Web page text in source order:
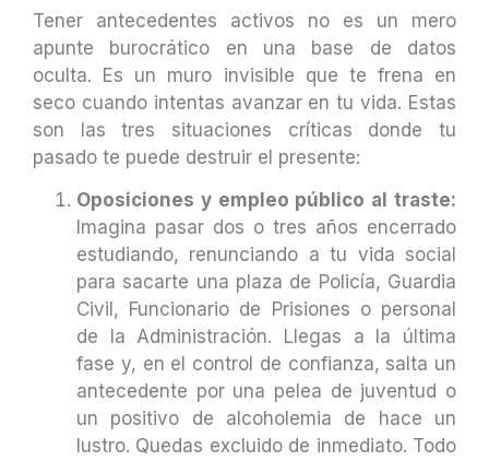
Tener antecedentes activos no es un mero
apunte burocrático en una base de datos
oculta. Es un muro invisible que te frena en
seco cuando intentas avanzar en tu vida. Estas
son las tres situaciones críticas donde tu
pasado te puede destruir el presente:
Oposiciones y empleo público al traste:
Imagina pasar dos o tres años encerrado
estudiando, renunciando a tu vida social
para sacarte una plaza de Policía, Guardia
Civil, Funcionario de Prisiones o personal
de la Administración. Llegas a la última
fase y, en el control de confianza, salta un
antecedente por una pelea de juventud o
un positivo de alcoholemia de hace un
lustro. Quedas excluido de inmediato. Todo